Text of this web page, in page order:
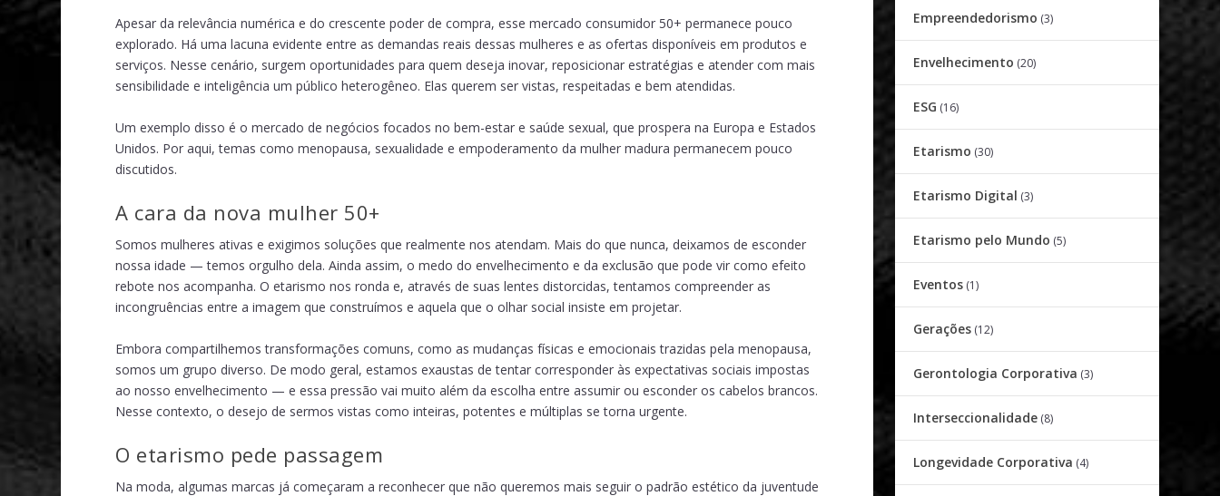
Apesar da relevância numérica e do crescente poder de compra, esse mercado consumidor 50+ permanece pouco
explorado. Há uma lacuna evidente entre as demandas reais dessas mulheres e as ofertas disponíveis em produtos e
serviços. Nesse cenário, surgem oportunidades para quem deseja inovar, reposicionar estratégias e atender com mais
sensibilidade e inteligência um público heterogêneo. Elas querem ser vistas, respeitadas e bem atendidas.
Um exemplo disso é o mercado de negócios focados no bem-estar e saúde sexual, que prospera na Europa e Estados
Unidos. Por aqui, temas como menopausa, sexualidade e empoderamento da mulher madura permanecem pouco
discutidos.
A cara da nova mulher 50+
Somos mulheres ativas e exigimos soluções que realmente nos atendam. Mais do que nunca, deixamos de esconder
nossa idade — temos orgulho dela. Ainda assim, o medo do envelhecimento e da exclusão que pode vir como efeito
rebote nos acompanha. O etarismo nos ronda e, através de suas lentes distorcidas, tentamos compreender as
incongruências entre a imagem que construímos e aquela que o olhar social insiste em projetar.
Embora compartilhemos transformações comuns, como as mudanças físicas e emocionais trazidas pela menopausa,
somos um grupo diverso. De modo geral, estamos exaustas de tentar corresponder às expectativas sociais impostas
ao nosso envelhecimento — e essa pressão vai muito além da escolha entre assumir ou esconder os cabelos brancos.
Nesse contexto, o desejo de sermos vistas como inteiras, potentes e múltiplas se torna urgente.
O etarismo pede passagem
Na moda, algumas marcas já começaram a reconhecer que não queremos mais seguir o padrão estético da juventude
Empreendedorismo (3)
Envelhecimento (20)
ESG (16)
Etarismo (30)
Etarismo Digital (3)
Etarismo pelo Mundo (5)
Eventos (1)
Gerações (12)
Gerontologia Corporativa (3)
Interseccionalidade (8)
Longevidade Corporativa (4)